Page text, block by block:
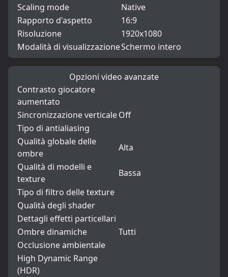
Scaling mode
Native
Rapporto d'aspetto
16:9
Risoluzione
1920x1080
Modalità di visualizzazioneSchermo intero
Opzioni video avanzate
Contrasto giocatore
aumentato
Sincronizzazione verticaleOff
Tipo di antialiasing
Qualità globale delle
ombre
Alta
Qualità di modelli e
texture
Bassa
Tipo di filtro delle texture
Qualità degli shader
Dettagli effetti particellari
Ombre dinamiche
Tutti
Occlusione ambientale
High Dynamic Range
(HDR)